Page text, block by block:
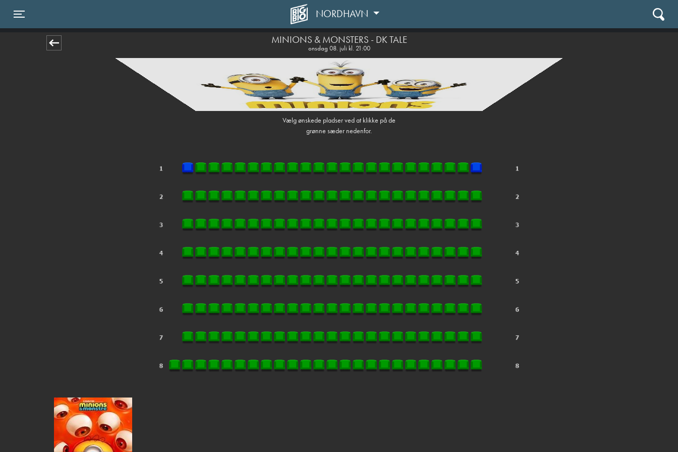
NORDHAVN
MINIONS & MONSTERS - DK TALE
onsdag 08. juli kl. 21:00
Vælg ønskede pladser ved at klikke på de
grønne sæder nedenfor.
1step-front02 125404